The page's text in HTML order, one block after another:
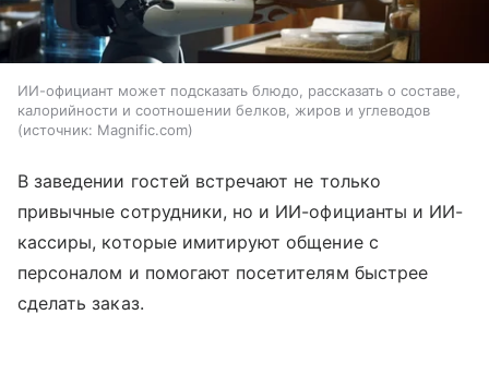
ИИ-официант может подсказать блюдо, рассказать о составе,
калорийности и соотношении белков, жиров и углеводов
источник: Magnific.com
В заведении гостей встречают не только
привычные сотрудники, но и ИИ-официанты и ИИ-
кассиры, которые имитируют общение с
персоналом и помогают посетителям быстрее
сделать заказ.